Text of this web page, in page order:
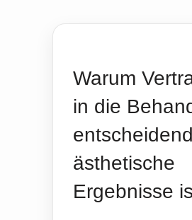
Warum
in die
ästhetische
Ergebnisse